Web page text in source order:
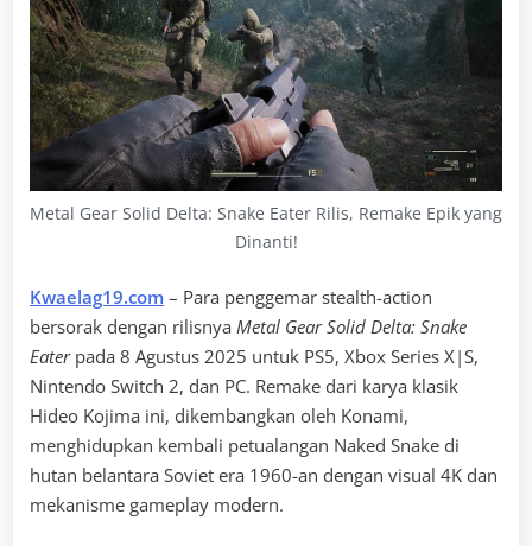
Metal Gear Solid Delta: Snake Eater Rilis, Remake Epik yang
Dinanti!
Kwaelag19.com – Para penggemar stealth-action
bersorak dengan rilisnya Metal Gear Solid Delta: Snake
Eaterpada 8 Agustus 2025 untuk PS5, Xbox Series X|S,
Nintendo Switch 2, dan PC. Remake dari karya klasik
Hideo Kojima ini, dikembangkan oleh Konami,
menghidupkan kembali petualangan Naked Snake di
hutan belantara Soviet era 1960-an dengan visual 4K dan
mekanisme gameplay modern.